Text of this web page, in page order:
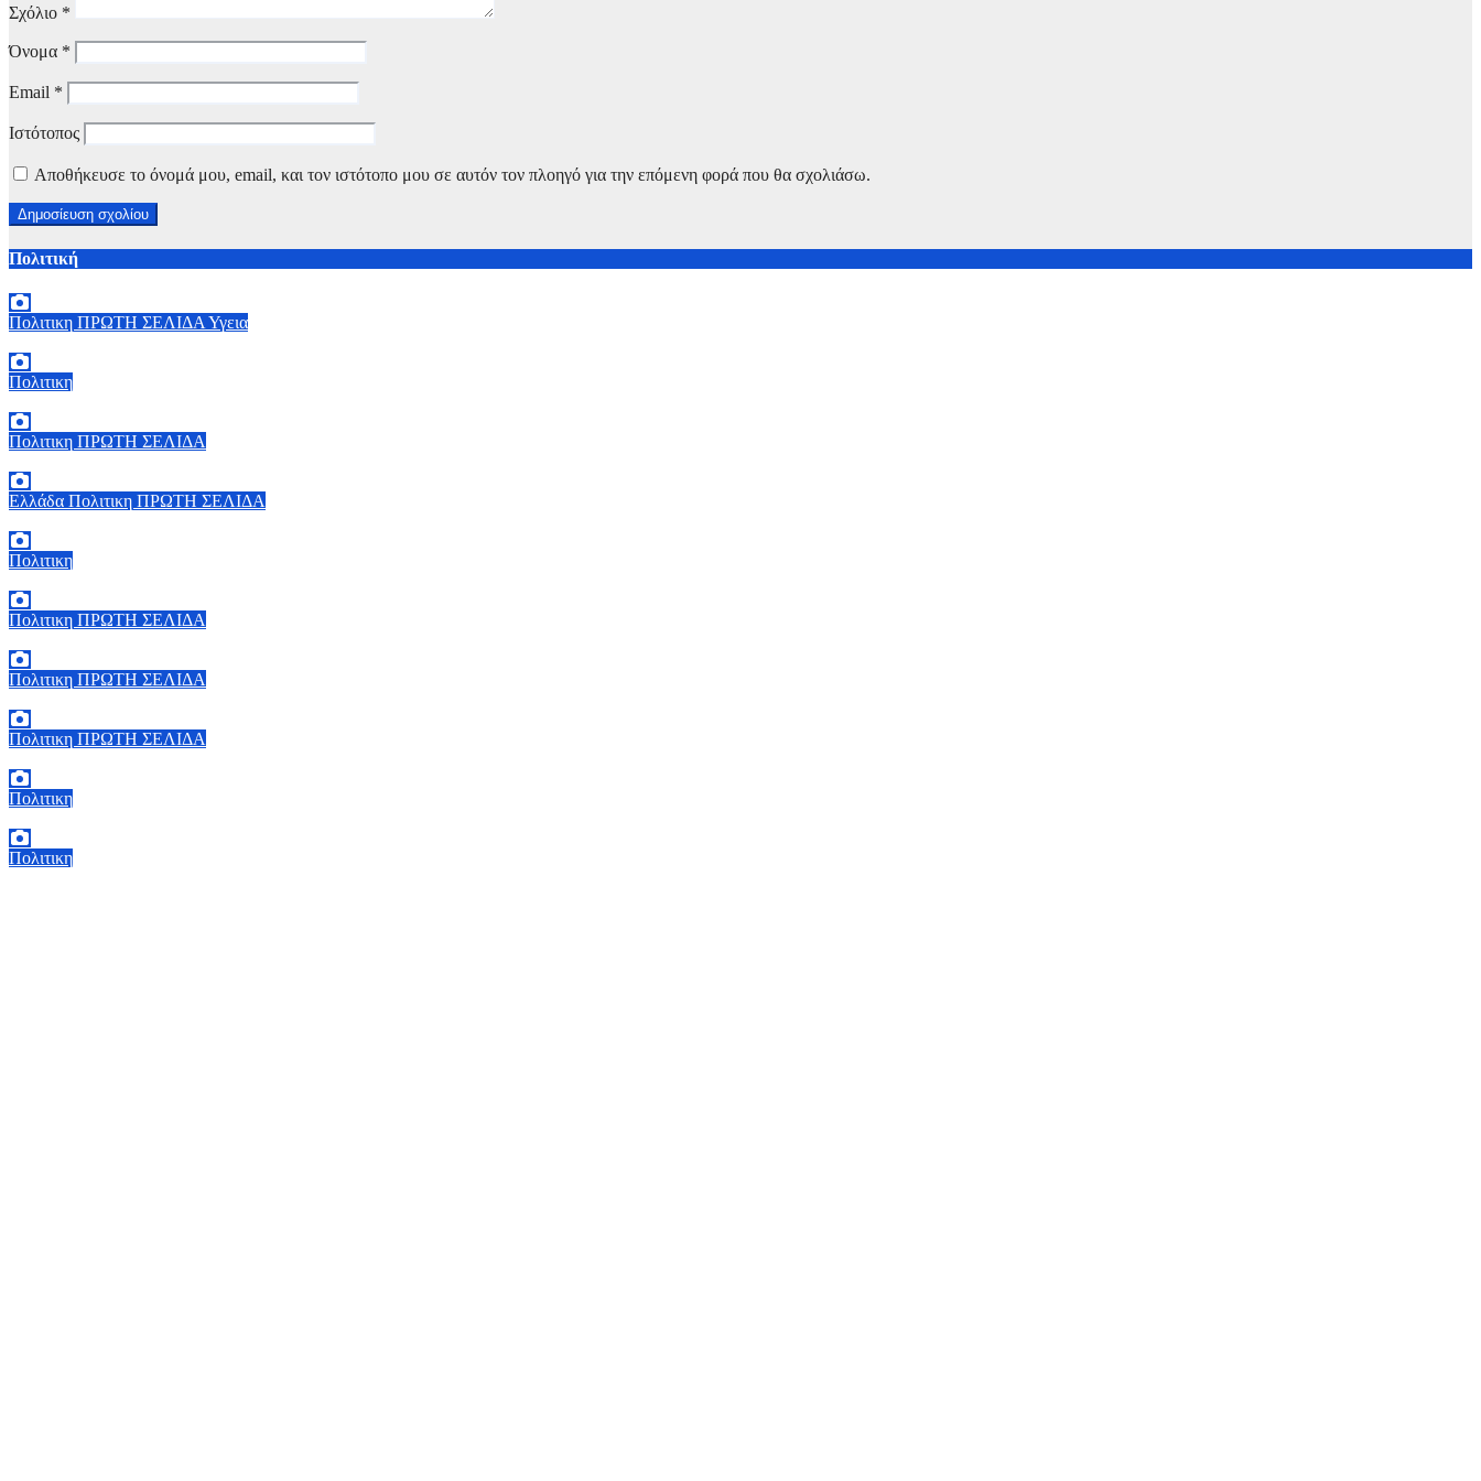
Σχόλιο *
Όνομα *
Email *
Ιστότοπος
Αποθήκευσε το όνομά μου, email, και τον ιστότοπο μου σε αυτόν τον πλοηγό για την επόμενη φορά που θα σχολιάσω.
Πολιτική
Πολιτικη ΠΡΩΤΗ ΣΕΛΙΔΑ Υγεια
Πολιτικη
Πολιτικη ΠΡΩΤΗ ΣΕΛΙΔΑ
Ελλάδα Πολιτικη ΠΡΩΤΗ ΣΕΛΙΔΑ
Πολιτικη
Πολιτικη ΠΡΩΤΗ ΣΕΛΙΔΑ
Πολιτικη ΠΡΩΤΗ ΣΕΛΙΔΑ
Πολιτικη ΠΡΩΤΗ ΣΕΛΙΔΑ
Πολιτικη
Πολιτικη